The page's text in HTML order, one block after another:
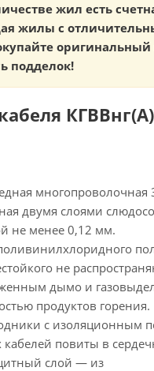
жил есть
жилы с
оригинальный
подделок!
многопроволочная
двумя слоями
не менее 0,12 мм.
не
дымо и
продуктов горения.
с изоляционным
повиты в
слой — из